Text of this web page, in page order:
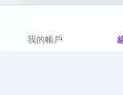
我的帳戶